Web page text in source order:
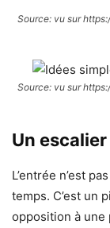
Source: vu sur
Source: vu sur
Un escalier
L’entrée n’est
temps. C’est un
opposition à une